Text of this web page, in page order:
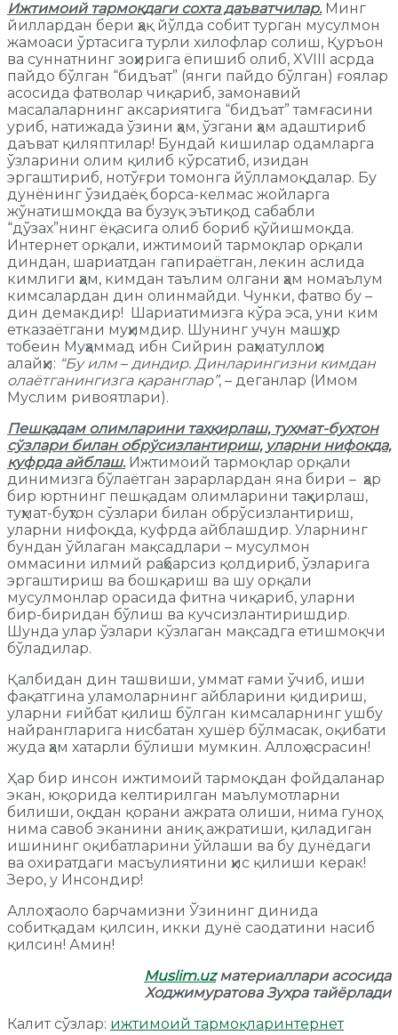
Ижтимоий тармоқдаги сохта даъватчилар.Минг
йиллардан бери ҳақ йўлда собит турган мусулмон
жамоаси ўртасига турли хилофлар солиш, Қуръон
ва суннатнинг зоҳирига ёпишиб олиб, XVIII асрда
пайдо бўлган “бидъат” (янги пайдо бўлган) ғоялар
асосида фатволар чиқариб, замонавий
масалаларнинг аксариятига “бидъат” тамғасини
уриб, натижада ўзини ҳам, ўзгани ҳам адаштириб
даъват қиляптилар! Бундай кишилар одамларга
ўзларини олим қилиб кўрсатиб, изидан
эргаштириб, нотўғри томонга йўлламоқдалар. Бу
дунёнинг ўзидаёқ борса-келмас жойларга
жўнатишмоқда ва бузуқ эътиқод сабабли
“дўзах”нинг ёқасига олиб бориб қўйишмоқда.
Интернет орқали, ижтимоий тармоқлар орқали
диндан, шариатдан гапираётган, лекин аслида
кимлиги ҳам, кимдан таълим олгани ҳам номаълум
кимсалардан дин олинмайди. Чунки, фатво бу –
дин демакдир! Шариатимизга кўра эса, уни ким
етказаётгани муҳимдир. Шунинг учун машҳур
тобеин Муҳаммад ибн Сийрин раҳматуллоҳи
алайҳи: “Бу илм – диндир. Динларингизни кимдан
олаётганингизга қаранглар”, – деганлар (Имом
Муслим ривоятлари).
Пешқадам олимларини таҳқирлаш, туҳмат-буҳтон
сўзлари билан обрўсизлантириш, уларни нифоқда,
куфрда айблаш.Ижтимоий тармоқлар орқали
динимизга бўлаётган зарарлардан яна бири – ҳар
бир юртнинг пешқадам олимларини таҳқирлаш,
туҳмат-буҳтон сўзлари билан обрўсизлантириш,
уларни нифоқда, куфрда айблашдир. Уларнинг
бундан ўйлаган мақсадлари – мусулмон
оммасини илмий раҳбарсиз қолдириб, ўзларига
эргаштириш ва бошқариш ва шу орқали
мусулмонлар орасида фитна чиқариб, уларни
бир-биридан бўлиш ва кучсизлантиришдир.
Шунда улар ўзлари кўзлаган мақсадга етишмоқчи
бўладилар.
Қалбидан дин ташвиши, уммат ғами ўчиб, иши
фақатгина уламоларнинг айбларини қидириш,
уларни ғийбат қилиш бўлган кимсаларнинг ушбу
найрангларига нисбатан хушёр бўлмасак, оқибати
жуда ҳам хатарли бўлиши мумкин. Аллоҳ асрасин!
Ҳар бир инсон ижтимоий тармоқдан фойдаланар
экан, юқорида келтирилган маълумотларни
билиши, оқдан қорани ажрата олиши, нима гуноҳ,
нима савоб эканини аниқ ажратиши, қиладиган
ишининг оқибатларини ўйлаши ва бу дунёдаги
ва охиратдаги масъулиятини ҳис қилиши керак!
Зеро, у Инсондир!
Аллоҳ таоло барчамизни Ўзининг динида
собитқадам қилсин, икки дунё саодатини насиб
қилсин! Амин!
Muslim.uzматериаллари асосида
Ходжимуратова Зухра тайёрлади
Калит сўзлар: ижтимоий тармоқларинтернет